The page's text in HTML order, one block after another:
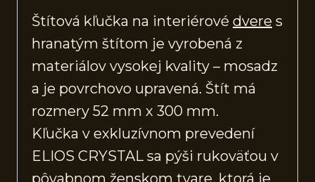
Štítová kľučka na interiérové dvere s
hranatým štítom je vyrobená z
materiálov vysokej kvality – mosadz
a je povrchovo upravená. Štít má
rozmery 52 mm x 300 mm.
Kľučka v exkluzívnom prevedení
ELIOS CRYSTAL sa pýši rukoväťou v
pôvabnom ženskom tvare, ktorá je